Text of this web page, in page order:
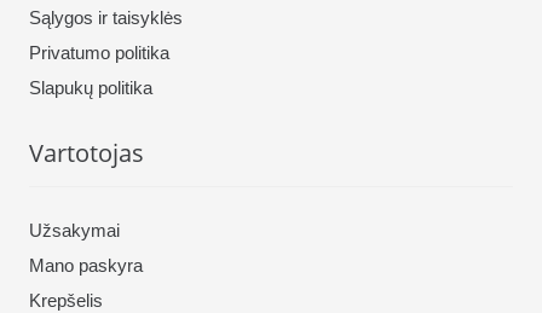
Sąlygos ir taisyklės
Privatumo politika
Slapukų politika
Vartotojas
Užsakymai
Mano paskyra
Krepšelis